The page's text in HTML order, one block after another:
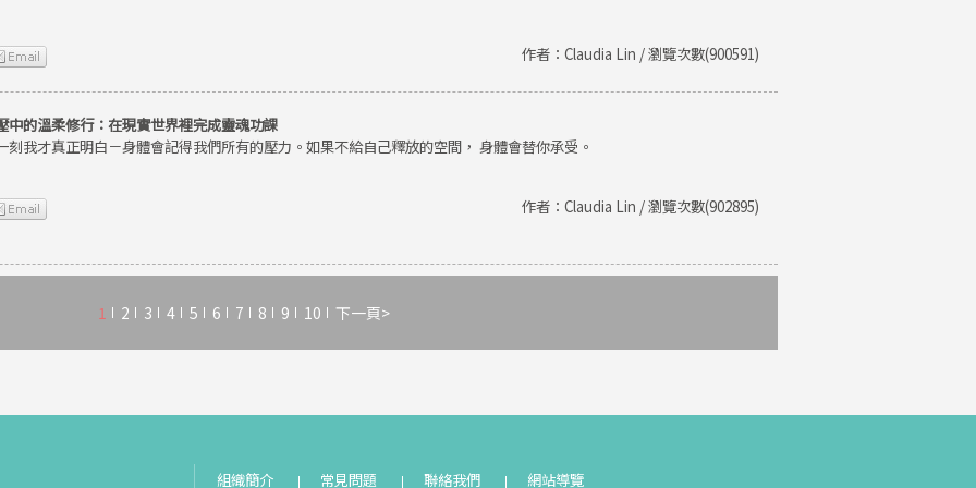
作者：Claudia Lin / 瀏覽次數(900591)
中的溫柔修行：在現實世界裡完成靈魂功課
刻我才真正明白－身體會記得我們所有的壓力。如果不給自己釋放的空間， 身體會替你承受。
作者：Claudia Lin / 瀏覽次數(902895)
1 2 3 4 5 6 7 8 9 10 下一頁>
組織簡介 常見問題 聯絡我們 網站導覽